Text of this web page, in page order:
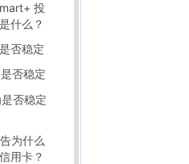
投
什么？
否稳定
否稳定
否稳定
为什么
用卡？